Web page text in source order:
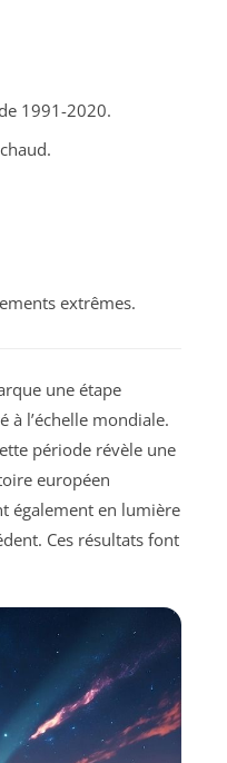
1991-2020.
extrêmes.
une étape
à l’échelle mondiale.
période révèle une
européen
également en lumière
Ces résultats font